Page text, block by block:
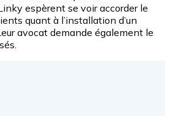
espèrent se voir accorder le
quant à l’installation d’un
avocat demande également le